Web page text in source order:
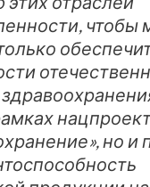
чтобы
но и